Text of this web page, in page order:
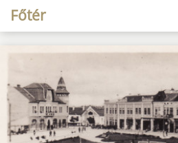
Főtér